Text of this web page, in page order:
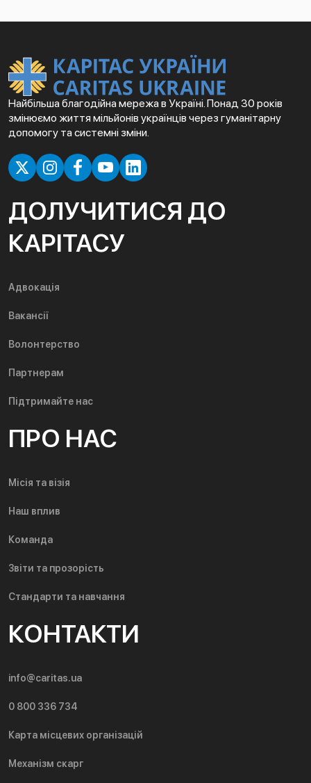
Найбільша благодійна мережа в Україні. Понад 30 років
змінюємо життя мільйонів українців через гуманітарну
допомогу та системні зміни.
ДОЛУЧИТИСЯ ДО
КАРІТАСУ
Адвокація
Вакансії
Волонтерство
Партнерам
Підтримайте нас
ПРО НАС
Місія та візія
Наш вплив
Команда
Звіти та прозорість
Стандарти та навчання
КОНТАКТИ
info@caritas.ua
0 800 336 734
Карта місцевих організацій
Механізм скарг